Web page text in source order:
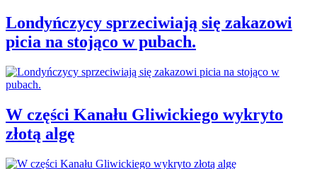
Londyńczycy sprzeciwiają się zakazowi
picia na stojąco w pubach.
W części Kanału Gliwickiego wykryto
złotą algę